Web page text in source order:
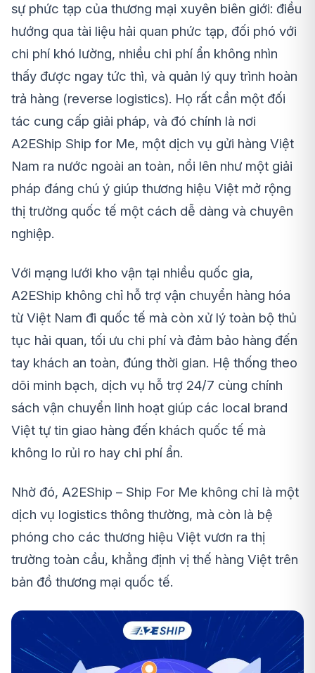
sự phức tạp của thương mại xuyên biên giới: điều
hướng qua tài liệu hải quan phức tạp, đối phó với
chi phí khó lường, nhiều chi phí ẩn không nhìn
thấy được ngay tức thì, và quản lý quy trình hoàn
trả hàng (reverse logistics). Họ rất cần một đối
tác cung cấp giải pháp, và đó chính là nơi
A2EShip Ship for Me, một dịch vụ gửi hàng Việt
Nam ra nước ngoài an toàn, nổi lên như một giải
pháp đáng chú ý giúp thương hiệu Việt mở rộng
thị trường quốc tế một cách dễ dàng và chuyên
nghiệp.
Với mạng lưới kho vận tại nhiều quốc gia,
A2EShip không chỉ hỗ trợ vận chuyển hàng hóa
từ Việt Nam đi quốc tế mà còn xử lý toàn bộ thủ
tục hải quan, tối ưu chi phí và đảm bảo hàng đến
tay khách an toàn, đúng thời gian. Hệ thống theo
dõi minh bạch, dịch vụ hỗ trợ 24/7 cùng chính
sách vận chuyển linh hoạt giúp các local brand
Việt tự tin giao hàng đến khách quốc tế mà
không lo rủi ro hay chi phí ẩn.
Nhờ đó, A2EShip – Ship For Me không chỉ là một
dịch vụ logistics thông thường, mà còn là bệ
phóng cho các thương hiệu Việt vươn ra thị
trường toàn cầu, khẳng định vị thế hàng Việt trên
bản đồ thương mại quốc tế.